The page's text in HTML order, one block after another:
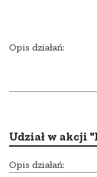
Opis działań:
Udział w akcji
Opis działań: